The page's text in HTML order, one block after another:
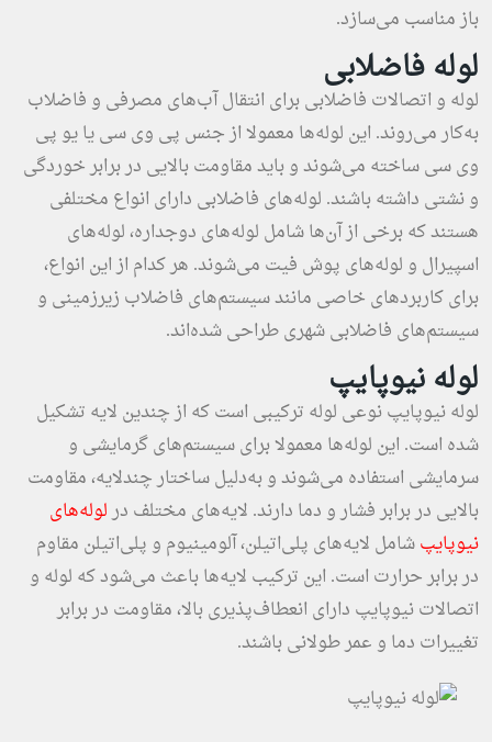
باز مناسب می‌سازد.
لوله فاضلابی
لوله و اتصالات فاضلابی برای انتقال آب‌های مصرفی و فاضلاب
به‌کار می‌روند. این لوله‌ها معمولا از جنس پی وی سی یا یو پی
وی سی ساخته می‌شوند و باید مقاومت بالایی در برابر خوردگی
و نشتی داشته باشند. لوله‌های فاضلابی دارای انواع مختلفی
هستند که برخی از آن‌ها شامل لوله‌های دوجداره، لوله‌های
اسپیرال و لوله‌های پوش فیت می‌شوند. هر کدام از این انواع،
برای کاربردهای خاصی مانند سیستم‌های فاضلاب زیرزمینی و
سیستم‌های فاضلابی شهری طراحی شده‌اند.
لوله نیوپایپ
لوله نیوپایپ نوعی لوله ترکیبی است که از چندین لایه تشکیل
شده است. این لوله‌ها معمولا برای سیستم‌های گرمایشی و
سرمایشی استفاده می‌شوند و به‌دلیل ساختار چندلایه، مقاومت
بالایی در برابر فشار و دما دارند. لایه‌های مختلف درلوله‌های
نیوپایپشامل لایه‌های پلی‌اتیلن، آلومینیوم و پلی‌اتیلن مقاوم
در برابر حرارت است. این ترکیب لایه‌ها باعث می‌شود که لوله و
اتصالات نیوپایپ دارای انعطاف‌پذیری بالا، مقاومت در برابر
تغییرات دما و عمر طولانی باشند.